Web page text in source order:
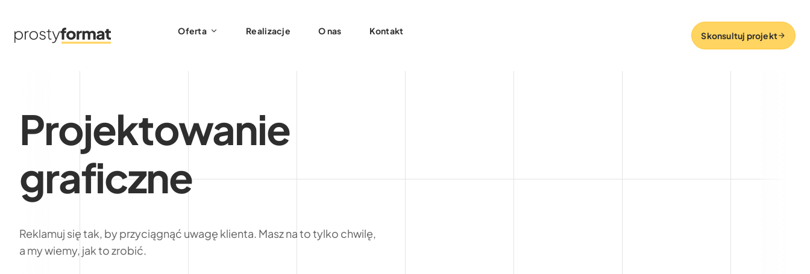
Oferta Realizacje O nas Kontakt Skonsultuj projekt
Projektowanie
graficzne
Reklamuj się tak, by przyciągnąć uwagę klienta. Masz na to tylko chwilę,
a my wiemy, jak to zrobić.